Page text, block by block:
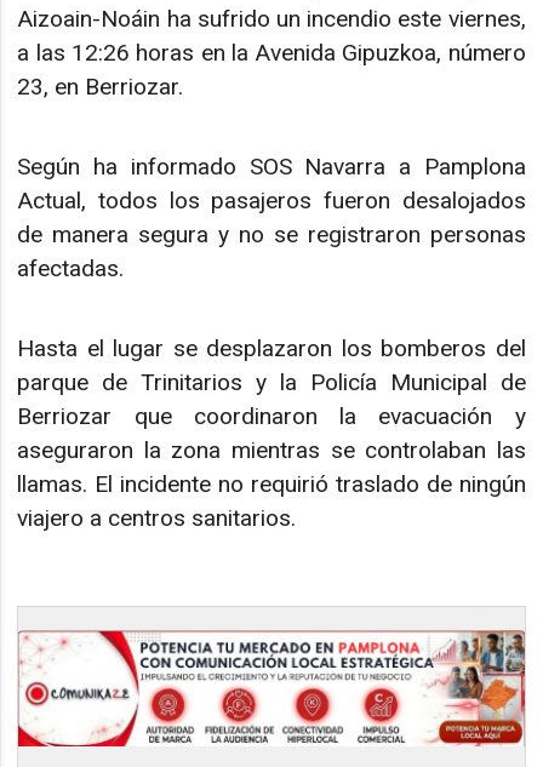
Aizoain-Noáin ha sufrido un incendio este viernes,
a las 12:26 horas en la Avenida Gipuzkoa, número
23, en Berriozar.
Según ha informado SOS Navarra a Pamplona
Actual, todos los pasajeros fueron desalojados
de manera segura y no se registraron personas
afectadas.
Hasta el lugar se desplazaron los bomberos del
parque de Trinitarios y la Policía Municipal de
Berriozar que coordinaron la evacuación y
aseguraron la zona mientras se controlaban las
llamas. El incidente no requirió traslado de ningún
viajero a centros sanitarios.